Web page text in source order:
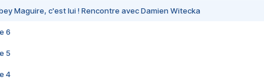
Maguire, c'est lui ! Rencontre avec Damien Witecka
6
5
4